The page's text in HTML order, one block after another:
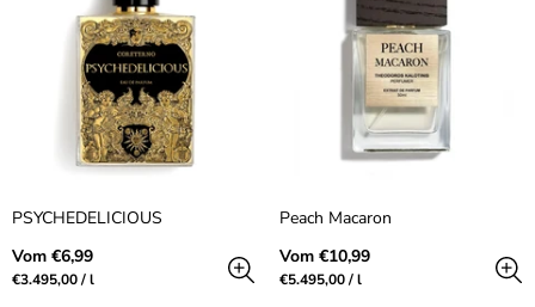
PSYCHEDELICIOUS
Regulärer
Preis
Vom €6,99
Preis
€3.495,00/pro
l
Peach Macaron
Regulärer
Preis
Vom €10,99
Preis
€5.495,00/pro
l